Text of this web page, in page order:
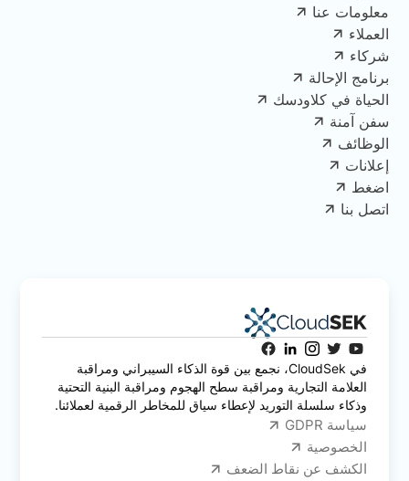
معلومات عنا
العملاء
شركاء
برنامج الإحالة
الحياة في كلاودسك
سفن آمنة
الوظائف
إعلانات
اضغط
اتصل بنا
في CloudSek، نجمع بين قوة الذكاء السيبراني ومراقبة
العلامة التجارية ومراقبة سطح الهجوم ومراقبة البنية التحتية
وذكاء سلسلة التوريد لإعطاء سياق للمخاطر الرقمية لعملائنا.
سياسة GDPR
الخصوصية
الكشف عن نقاط الضعف